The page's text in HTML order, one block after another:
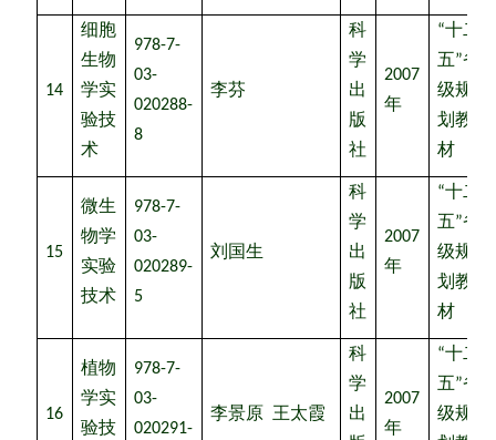
14
细胞
生物
学实
验技
术
978-7-
03-
020288-
8
李芬
科
学
出
版
社
2007
年
“十二
五”省
级规
划教
材
15
微生
物学
实验
技术
978-7-
03-
020289-
5
刘国生
科
学
出
版
社
2007
年
“十二
五”省
级规
划教
材
16
植物
学实
验技
978-7-
03-
020291-
李景原 王太霞
科
学
出
2007
年
“十二
五”省
级规